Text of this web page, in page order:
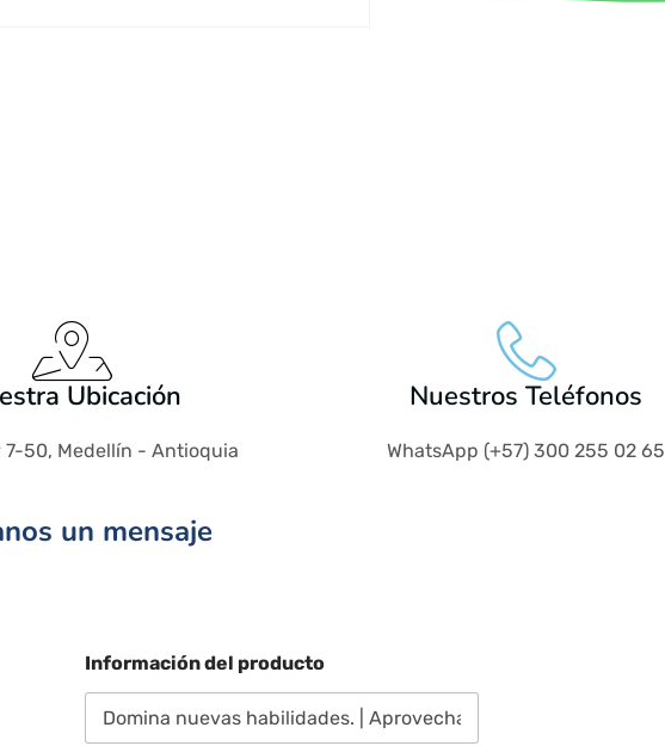
Ubicación
7-50, Medellín - Antioquia
Nuestros Teléfonos
WhatsApp (+57) 300 255 02 65
un mensaje
Información del producto